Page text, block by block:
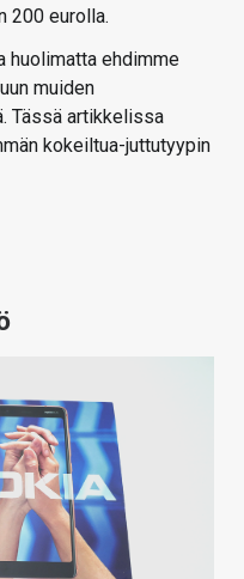
200 eurolla.
huolimatta ehdimme
muiden
Tässä artikkelissa
kokeiltua-juttutyypin